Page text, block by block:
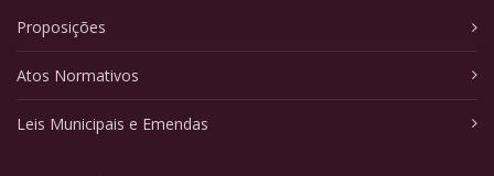
Proposições
Atos Normativos
Leis Municipais e Emendas